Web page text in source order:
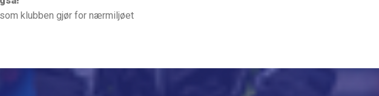
klubben gjør for nærmiljøet